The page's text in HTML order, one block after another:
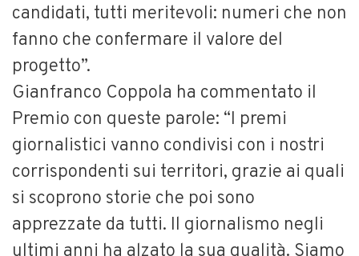
candidati, tutti meritevoli: numeri che non
fanno che confermare il valore del
progetto”.
Gianfranco Coppola ha commentato il
Premio con queste parole: “I premi
giornalistici vanno condivisi con i nostri
corrispondenti sui territori, grazie ai quali
si scoprono storie che poi sono
apprezzate da tutti. Il giornalismo negli